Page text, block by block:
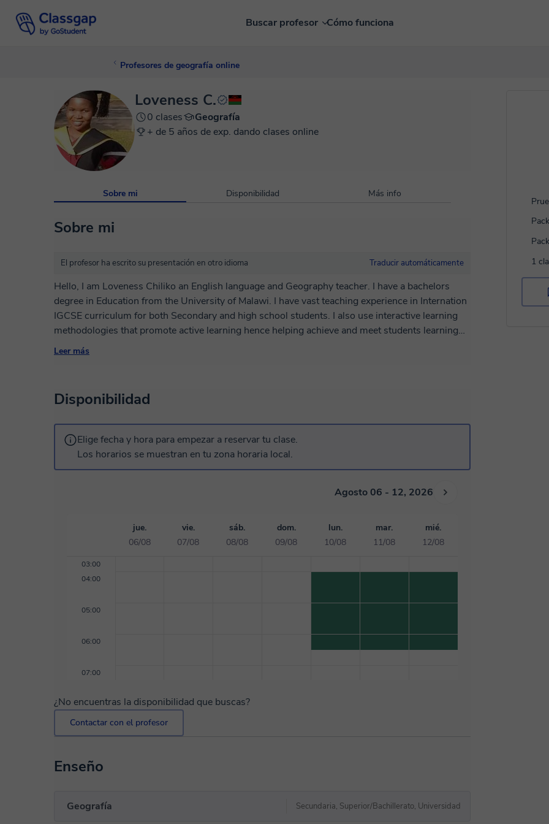
Buscar profesor Cómo funciona
Profesores de geografía online
1
Loveness C.
0 clases
Geografía
+ de 5 años de exp. dando clases online
Sobre mi Disponibilidad Más info
Sobre mi
El profesor ha escrito su presentación en otro idioma Traducir automáticamente
Hello, I am Loveness Chiliko an English language and Geography teacher. I have a bachelors
degree in Education from the University of Malawi. I have vast teaching experience in Internation
IGCSE curriculum for both Secondary and high school students. I also use interactive learning
methodologies that promote active learning hence helping achieve and meet students learning
objectives. I will be excited to be part of your learning journey which I believe I will exclusively
Leer más
Disponibilidad
Elige fecha y hora para empezar a reservar tu clase.
Los horarios se muestran en tu zona horaria local.
Agosto 06 - 12, 2026
jue.
06/08
vie.
07/08
sáb.
08/08
dom.
09/08
lun.
10/08
mar.
11/08
mié.
12/08
03:00
04:00
05:00
06:00
07:00
¿No encuentras la disponibilidad que buscas?
Contactar con el profesor
Enseño
Geografía Secundaria, Superior/Bachillerato, Universidad